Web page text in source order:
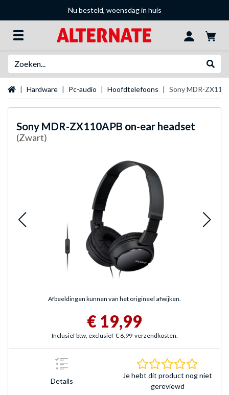
Nu besteld, woensdag in huis
Startpagina
Hardware Pc-audio Hoofdtelefoons Sony MDR-
Sony MDR-ZX110APB on-ear headset
(Zwart)
Afbeeldingen kunnen van het origineel afwijken.
€ 19,99
Inclusief btw, exclusief € 6,99 verzendkosten.
Details
Je hebt dit product nog niet
gereviewd